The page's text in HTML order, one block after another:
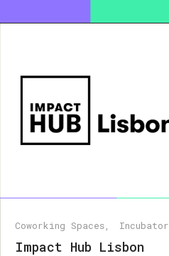
Coworking Spaces Incubator
Impact Hub Lisbon